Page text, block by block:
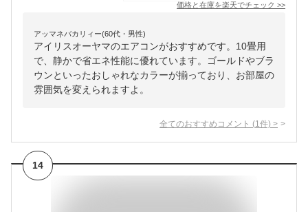
価格と在庫を楽天でチェック >>
アッマネバカリィー(60代・男性)
アイリスオーヤマのエアコンがおすすめです。10畳用
で、静かで省エネ性能に優れています。ゴールドやブラ
ウンといったおしゃれなカラーが揃っており、お部屋の
雰囲気を変えられますよ。
全てのおすすめコメント (1 件) >
14